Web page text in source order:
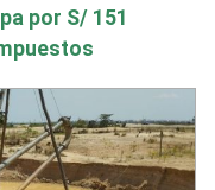
por S/ 151